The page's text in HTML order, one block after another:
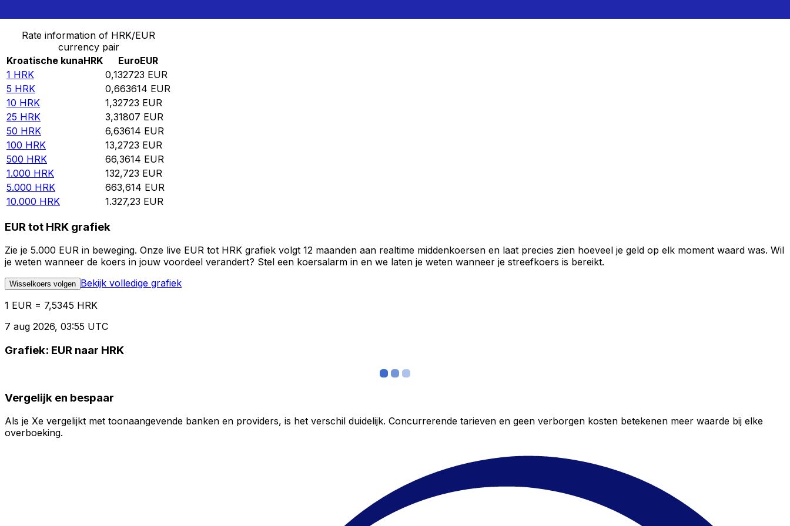
Rate information of HRK/EUR
currency pair
Kroatische kunaHRK EuroEUR
1 HRK 0,132723 EUR
5 HRK 0,663614 EUR
10 HRK 1,32723 EUR
25 HRK 3,31807 EUR
50 HRK 6,63614 EUR
100 HRK 13,2723 EUR
500 HRK 66,3614 EUR
1.000 HRK 132,723 EUR
5.000 HRK 663,614 EUR
10.000 HRK 1.327,23 EUR
EUR tot HRK grafiek
Zie je 5.000 EUR in beweging. Onze live EUR tot HRK grafiek volgt 12 maanden aan realtime middenkoersen en laat precies zien hoeveel je geld op elk moment waard was. Wil
je weten wanneer de koers in jouw voordeel verandert? Stel een koersalarm in en we laten je weten wanneer je streefkoers is bereikt.
Wisselkoers volgen Bekijk volledige grafiek
1 EUR = 7,5345 HRK
7 aug 2026, 03:55 UTC
Grafiek: EUR naar HRK
Vergelijk en bespaar
Als je Xe vergelijkt met toonaangevende banken en providers, is het verschil duidelijk. Concurrerende tarieven en geen verborgen kosten betekenen meer waarde bij elke
overboeking.